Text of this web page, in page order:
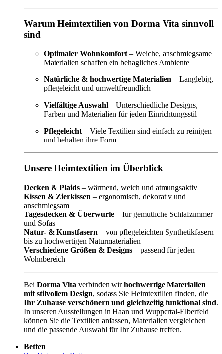
Warum Heimtextilien von Dorma Vita sinnvoll
sind
Optimaler Wohnkomfort – Weiche, anschmiegsame
Materialien schaffen ein behagliches Ambiente
Natürliche & hochwertige Materialien – Langlebig,
pflegeleicht und umweltfreundlich
Vielfältige Auswahl – Unterschiedliche Designs,
Farben und Materialien für jeden Einrichtungsstil
Pflegeleicht – Viele Textilien sind einfach zu reinigen
und behalten ihre Form
Unsere Heimtextilien im Überblick
Decken & Plaids – wärmend, weich und atmungsaktiv
Kissen & Zierkissen – ergonomisch, dekorativ und
anschmiegsam
Tagesdecken & Überwürfe – für gemütliche Schlafzimmer
und Sofas
Natur- & Kunstfasern – von pflegeleichten Synthetikfasern
bis zu hochwertigen Naturmaterialien
Verschiedene Größen & Designs – passend für jeden
Wohnbereich
Bei Dorma Vita verbinden wirhochwertige Materialien
mit stilvollem Design, sodass Sie Heimtextilien finden, die
Ihr Zuhause verschönern und gleichzeitig funktional sind.
In unseren Ausstellungen in Haan und Wuppertal-Elberfeld
können Sie die Textilien anfassen, Materialien vergleichen
und die passende Auswahl für Ihr Zuhause treffen.
Betten